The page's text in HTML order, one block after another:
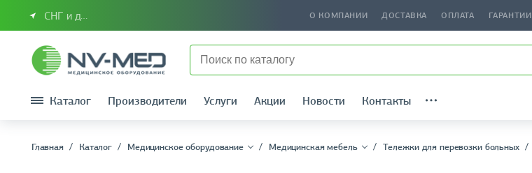
СНГ и другие страны О КОМПАНИИ ДОСТАВКА ОПЛАТА ГАРАНТИИ
Каталог Производители Услуги Акции Новости Контакты
Главная Каталог Медицинское оборудование Медицинская мебель Тележки для перевозки больных